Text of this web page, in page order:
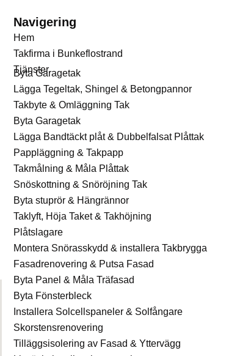
Navigering
Hem
Takfirma i Bunkeflostrand
Tjänster
Byta Garagetak
Lägga Tegeltak, Shingel & Betongpannor
Takbyte & Omläggning Tak
Byta Garagetak
Lägga Bandtäckt plåt & Dubbelfalsat Plåttak
Pappläggning & Takpapp
Takmålning & Måla Plåttak
Snöskottning & Snöröjning Tak
Byta stuprör & Hängrännor
Taklyft, Höja Taket & Takhöjning
Plåtslagare
Montera Snörasskydd & installera Takbrygga
Fasadrenovering & Putsa Fasad
Byta Panel & Måla Träfasad
Byta Fönsterbleck
Installera Solcellspaneler & Solfångare
Skorstensrenovering
Tilläggsisolering av Fasad & Yttervägg